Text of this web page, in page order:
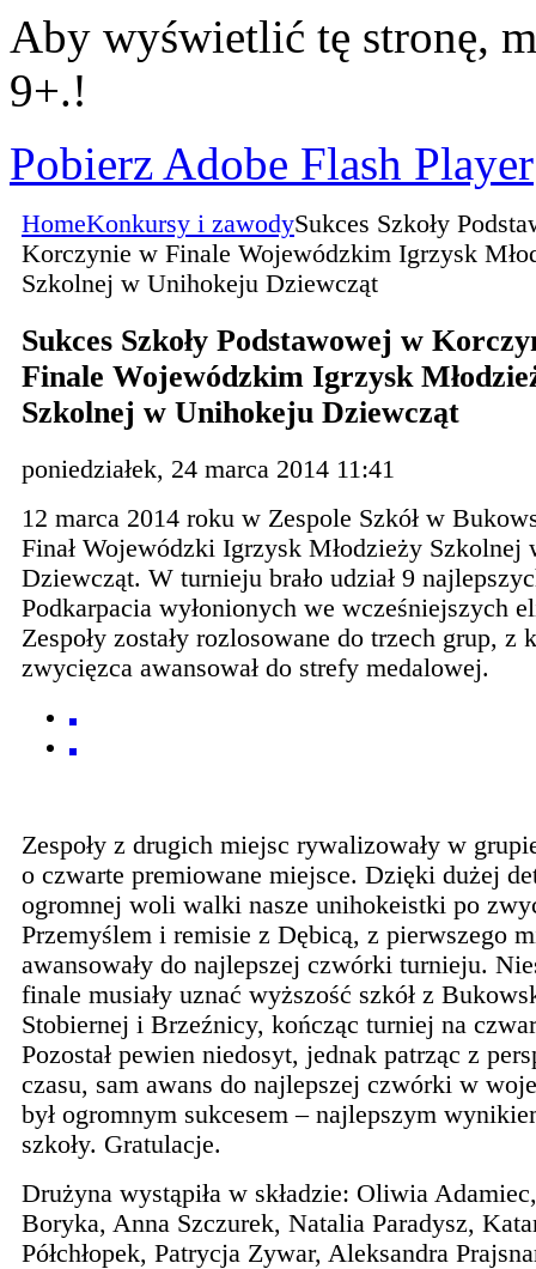
Aby wyświetlić tę stronę,
9+.!
Pobierz Adobe Flash Player
HomeKonkursy i zawodySukces Szkoły
Korczynie w Finale Wojewódzkim Igrzysk
Szkolnej w Unihokeju Dziewcząt
Sukces Szkoły Podstawowej w
Finale Wojewódzkim Igrzysk
Szkolnej w Unihokeju Dziewcząt
poniedziałek, 24 marca 2014 11:41
12 marca 2014 roku w Zespole Szkół w
Finał Wojewódzki Igrzysk Młodzieży Szkolnej
Dziewcząt. W turnieju brało udział 9
Podkarpacia wyłonionych we wcześniejszych
Zespoły zostały rozlosowane do trzech grup, z
zwycięzca awansował do strefy medalowej.
Zespoły z drugich miejsc rywalizowały w
o czwarte premiowane miejsce. Dzięki dużej
ogromnej woli walki nasze unihokeistki po
Przemyślem i remisie z Dębicą, z pierwszego
awansowały do najlepszej czwórki turnieju.
finale musiały uznać wyższość szkół z
Stobiernej i Brzeźnicy, kończąc turniej na
Pozostał pewien niedosyt, jednak patrząc z
czasu, sam awans do najlepszej czwórki w
był ogromnym sukcesem – najlepszym
szkoły. Gratulacje.
Drużyna wystąpiła w składzie: Oliwia
Boryka, Anna Szczurek, Natalia Paradysz,
Półchłopek, Patrycja Zywar, Aleksandra